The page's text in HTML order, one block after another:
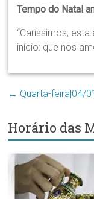
Tempo do Natal
“Caríssimos,
início: que nos
← Quarta-feira|04/
Horário das